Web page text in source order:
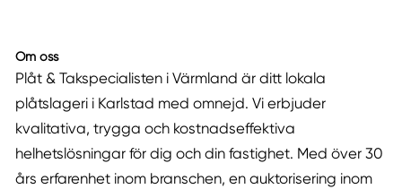
Om oss
Plåt & Takspecialisten i Värmland är ditt lokala
plåtslageri i Karlstad med omnejd. Vi erbjuder
kvalitativa, trygga och kostnadseffektiva
helhetslösningar för dig och din fastighet. Med över 30
års erfarenhet inom branschen, en auktorisering inom